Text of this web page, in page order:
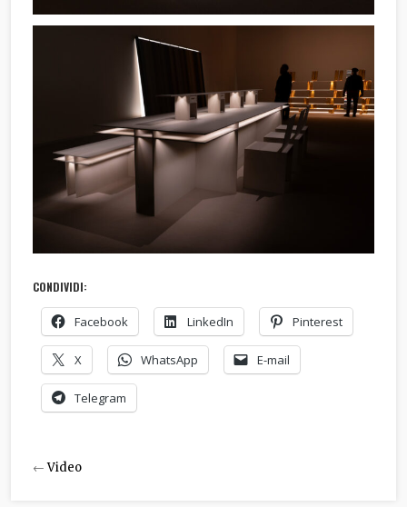
CONDIVIDI:
Facebook LinkedIn Pinterest
X WhatsApp E-mail
Telegram
←Video